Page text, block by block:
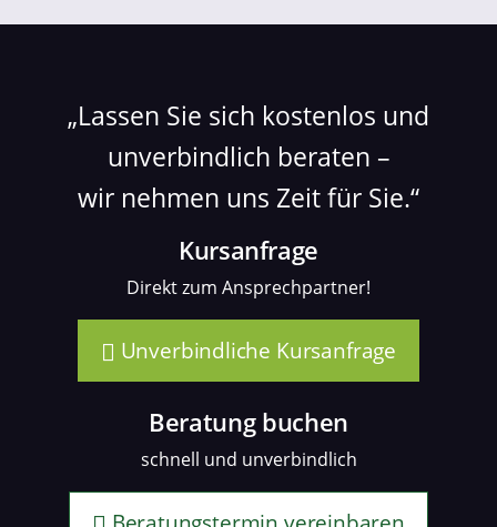
Lassen Sie sich kostenlos und
unverbindlich beraten –
wir nehmen uns Zeit für Sie.
Kursanfrage
Direkt zum Ansprechpartner!
Unverbindliche Kursanfrage
Beratung buchen
schnell und unverbindlich